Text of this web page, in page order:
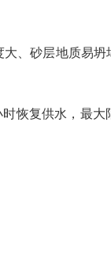
、砂层地质易坍
恢复供水，最大